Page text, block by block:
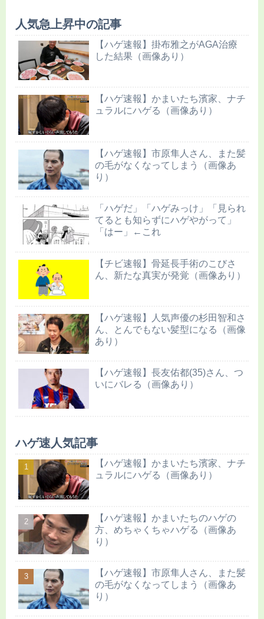
人気急上昇中の記事
【ハゲ速報】掛布雅之がAGA治療
した結果（画像あり）
【ハゲ速報】かまいたち濱家、ナチ
ュラルにハゲる（画像あり）
【ハゲ速報】市原隼人さん、また髪
の毛がなくなってしまう（画像あ
り）
「ハゲだ」「ハゲみっけ」「見られ
てるとも知らずにハゲやがって」
「はー」←これ
【チビ速報】骨延長手術のこびさ
ん、新たな真実が発覚（画像あり）
【ハゲ速報】人気声優の杉田智和さ
ん、とんでもない髪型になる（画像
あり）
【ハゲ速報】長友佑都(35)さん、つ
いにバレる（画像あり）
ハゲ速人気記事
【ハゲ速報】かまいたち濱家、ナチ
ュラルにハゲる（画像あり）
【ハゲ速報】かまいたちのハゲの
方、めちゃくちゃハゲる（画像あ
り）
【ハゲ速報】市原隼人さん、また髪
の毛がなくなってしまう（画像あ
り）